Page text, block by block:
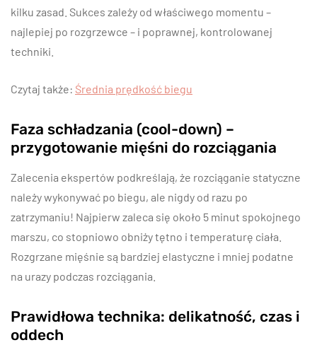
kilku zasad. Sukces zależy od właściwego momentu –
najlepiej po rozgrzewce – i poprawnej, kontrolowanej
techniki.
Czytaj także: Średnia prędkość biegu
Faza schładzania (cool-down) –
przygotowanie mięśni do rozciągania
Zalecenia ekspertów podkreślają, że rozciąganie statyczne
należy wykonywać po biegu, ale nigdy od razu po
zatrzymaniu! Najpierw zaleca się około 5 minut spokojnego
marszu, co stopniowo obniży tętno i temperaturę ciała.
Rozgrzane mięśnie są bardziej elastyczne i mniej podatne
na urazy podczas rozciągania.
Prawidłowa technika: delikatność, czas i
oddech